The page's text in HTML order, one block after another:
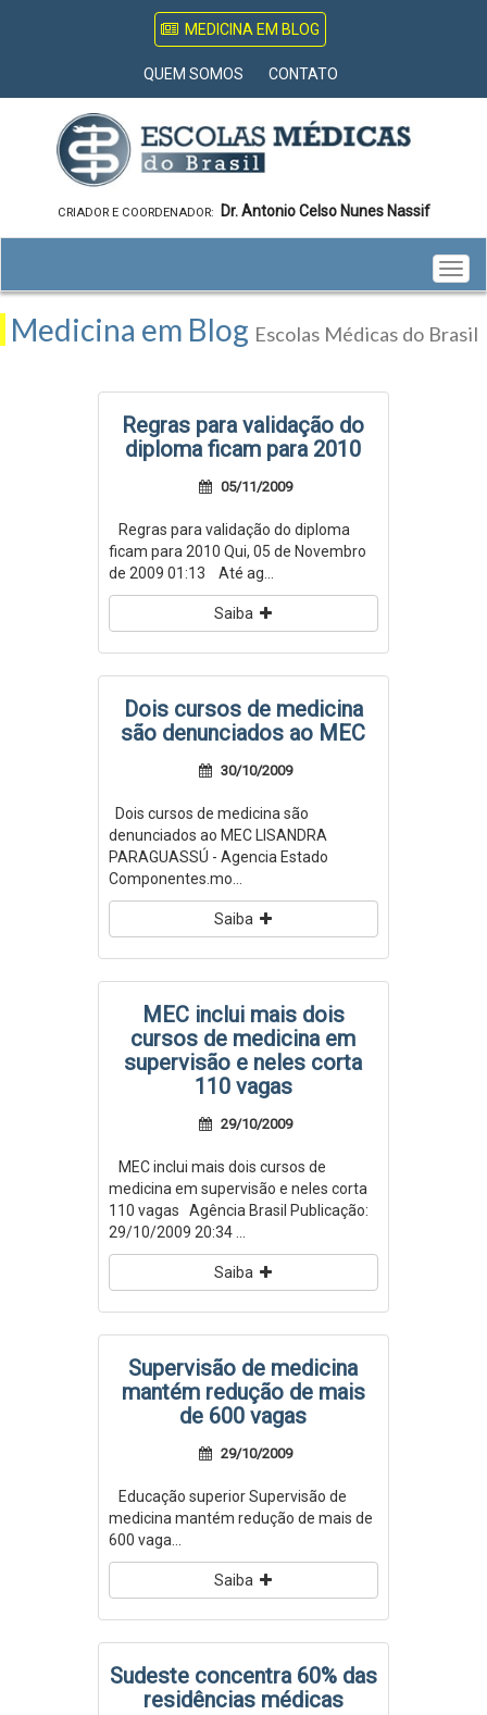
MEDICINA EM BLOG
QUEM SOMOS CONTATO
CRIADOR E COORDENADOR: Dr. Antonio Celso Nunes Nassif
Medicina em Blog Escolas Médicas do Brasil
Regras para validação do
diploma ficam para 2010
05/11/2009
Regras para validação do diploma
ficam para 2010 Qui, 05 de Novembro
de 2009 01:13 Até ag...
Saiba
Dois cursos de medicina
são denunciados ao MEC
30/10/2009
Dois cursos de medicina são
denunciados ao MEC LISANDRA
PARAGUASSÚ - Agencia Estado
Componentes.mo...
Saiba
MEC inclui mais dois
cursos de medicina em
supervisão e neles corta
110 vagas
29/10/2009
MEC inclui mais dois cursos de
medicina em supervisão e neles corta
110 vagas Agência Brasil Publicação:
29/10/2009 20:34 ...
Saiba
Supervisão de medicina
mantém redução de mais
de 600 vagas
29/10/2009
Educação superior Supervisão de
medicina mantém redução de mais de
600 vaga...
Saiba
Sudeste concentra 60% das
residências médicas